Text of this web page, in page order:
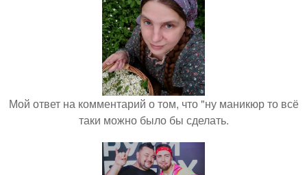
Мой ответ на комментарий о том, что "ну маникюр то всё
таки можно было бы сделать.